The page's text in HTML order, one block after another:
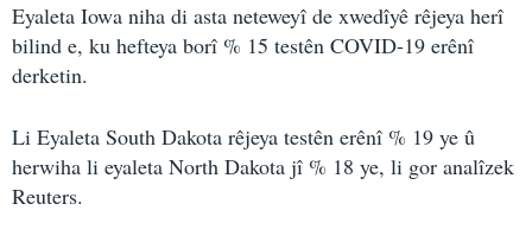
Eyaleta Iowa niha di asta neteweyî de xwedîyê rêjeya herî
bilind e, ku hefteya borî % 15 testên COVID-19 erênî
derketin.
Li Eyaleta South Dakota rêjeya testên erênî % 19 ye û
herwiha li eyaleta North Dakota jî % 18 ye, li gor analîzek
Reuters.